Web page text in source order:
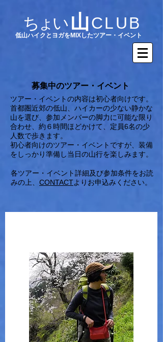
ちょい 山 CLUB
​低山ハイクとヨガをMIXしたツアー・イベント
​募集中のツアー・イベント
ツアー・イベントの内容は初心者向けです。
首都圏近郊の低山、ハイカーの少ない静かな
山を選び、参加メンバーの脚力に可能な限り
合わせ、 約６時間ほどかけて、定員6名の少
人数で歩きます。
初心者向けのツアー・イベントですが、装備
をしっかり準備し当日の山行を楽しみます。
各ツアー・イベント詳細及び参加条件をお読
みの上、 CONTACTよりお申込みください。